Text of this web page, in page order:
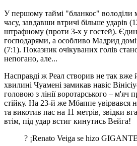
У першому таймі "бланкос" володіли
часу, завдавши втричі більше ударів
штрафному (проти 3-х у гостей).
господарями, а особливо Мадрид
(7:1). Показник очікуваних голів
непогано, але...
Насправді ж Реал створив не так вже
хвилині Чуамені замикав навіс
головою з лінії воротарського –
стійку. На 23-й же Мбаппе увірвався
та викотив пас на 11 метрів, звідки
втім, під удар встиг кинутись Вейга!
? ¡Renato Veiga se hizo